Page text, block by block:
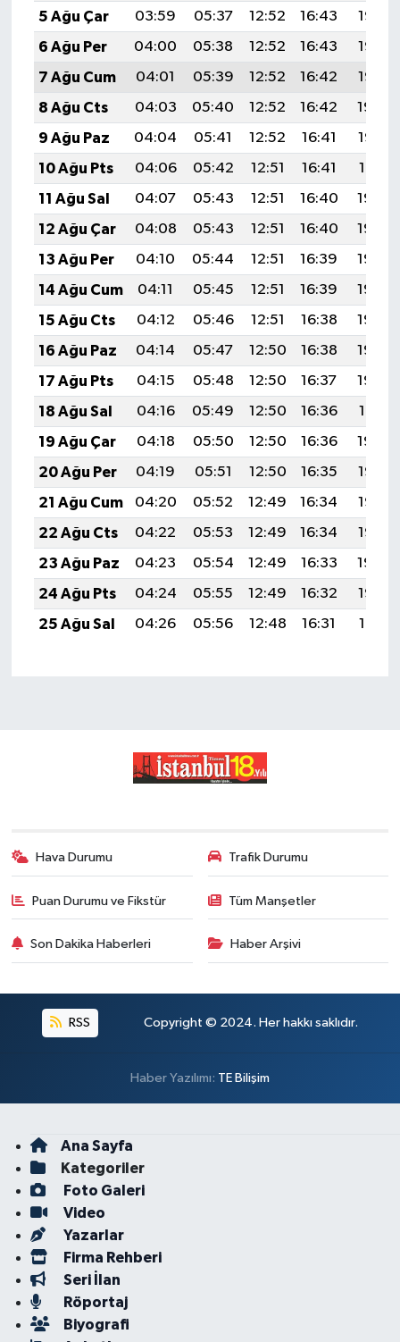
5 Ağu Çar
03:59 05:37 12:52 16:43
19:57
6 Ağu Per
04:00 05:38 12:52 16:43
19:56
7 Ağu Cum
04:01 05:39 12:52 16:42
19:55
8 Ağu Cts
04:03 05:40 12:52 16:42
19:54
9 Ağu Paz
04:04 05:41 12:52 16:41
19:53
10 Ağu Pts
04:06 05:42 12:51 16:41
19:51
11 Ağu Sal
04:07 05:43 12:51 16:40
19:50
12 Ağu Çar
04:08 05:43 12:51 16:40
19:49
13 Ağu Per
04:10 05:44 12:51 16:39
19:48
14 Ağu Cum
04:11 05:45 12:51 16:39
19:46
15 Ağu Cts
04:12 05:46 12:51 16:38
19:45
16 Ağu Paz
04:14 05:47 12:50 16:38
19:44
17 Ağu Pts
04:15 05:48 12:50 16:37
19:42
18 Ağu Sal
04:16 05:49 12:50 16:36
19:41
19 Ağu Çar
04:18 05:50 12:50 16:36
19:40
20 Ağu Per
04:19 05:51 12:50 16:35
19:38
21 Ağu Cum
04:20 05:52 12:49 16:34
19:37
22 Ağu Cts
04:22 05:53 12:49 16:34
19:35
23 Ağu Paz
04:23 05:54 12:49 16:33
19:34
24 Ağu Pts
04:24 05:55 12:49 16:32
19:32
25 Ağu Sal
04:26 05:56 12:48 16:31 19:31
Hava Durumu Trafik Durumu
Puan Durumu ve Fikstür Tüm Manşetler
Son Dakika Haberleri Haber Arşivi
RSS Copyright © 2024. Her hakkı saklıdır.
Haber Yazılımı: TE Bilişim
Ana Sayfa
Kategoriler
Foto Galeri
Video
Yazarlar
Firma Rehberi
Seri İlan
Röportaj
Biyografi